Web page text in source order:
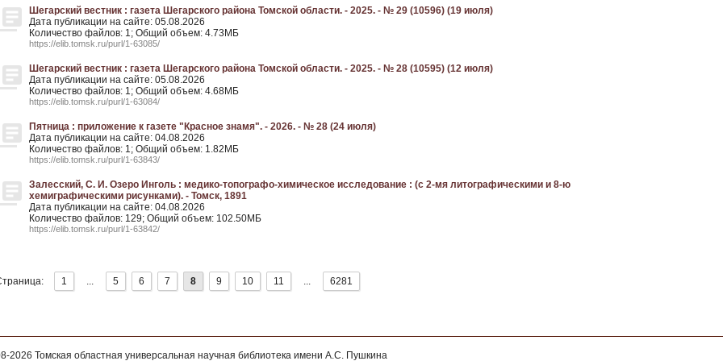
Шегарский вестник : газета Шегарского района Томской области. - 2025. - № 29 (10596) (19 июля)
Дата публикации на сайте: 05.08.2026
Количество файлов: 1; Общий объем: 4.73МБ
https://elib.tomsk.ru/purl/1-63085/
Шегарский вестник : газета Шегарского района Томской области. - 2025. - № 28 (10595) (12 июля)
Дата публикации на сайте: 05.08.2026
Количество файлов: 1; Общий объем: 4.68МБ
https://elib.tomsk.ru/purl/1-63084/
Пятница : приложение к газете "Красное знамя". - 2026. - № 28 (24 июля)
Дата публикации на сайте: 04.08.2026
Количество файлов: 1; Общий объем: 1.82МБ
https://elib.tomsk.ru/purl/1-63843/
Залесский, С. И. Озеро Инголь : медико-топографо-химическое исследование : (с 2-мя литографическими и 8-ю
хемиграфическими рисунками). - Томск, 1891
Дата публикации на сайте: 04.08.2026
Количество файлов: 129; Общий объем: 102.50МБ
https://elib.tomsk.ru/purl/1-63842/
1 ... 5 6 7 8 9 10 11 ... 6281
2026 Томская областная универсальная научная библиотека имени А.С. Пушкина